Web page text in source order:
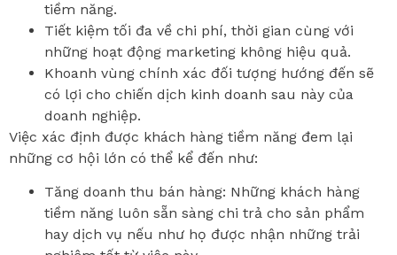
tiềm năng.
Tiết kiệm tối đa về chi phí, thời gian cùng với
những hoạt động marketing không hiệu quả.
Khoanh vùng chính xác đối tượng hướng đến sẽ
có lợi cho chiến dịch kinh doanh sau này của
doanh nghiệp.
Việc xác định được khách hàng tiềm năng đem lại
những cơ hội lớn có thể kể đến như:
Tăng doanh thu bán hàng: Những khách hàng
tiềm năng luôn sẵn sàng chi trả cho sản phẩm
hay dịch vụ nếu như họ được nhận những trải